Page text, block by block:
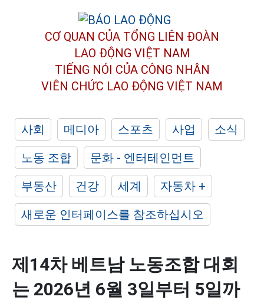
CƠ QUAN CỦA TỔNG LIÊN ĐOÀN
LAO ĐỘNG VIỆT NAM
TIẾNG NÓI CỦA CÔNG NHÂN
VIÊN CHỨC LAO ĐỘNG VIỆT NAM
사회 메디아 스포츠 사업
소식
노동 조합
문화 - 엔터테인먼트
부동산
건강 세계
자동차 +
새로운 인터페이스를 참조하십시오
제14차 베트남 노동조합 대회
는 2026년 6월 3일부터 5일까